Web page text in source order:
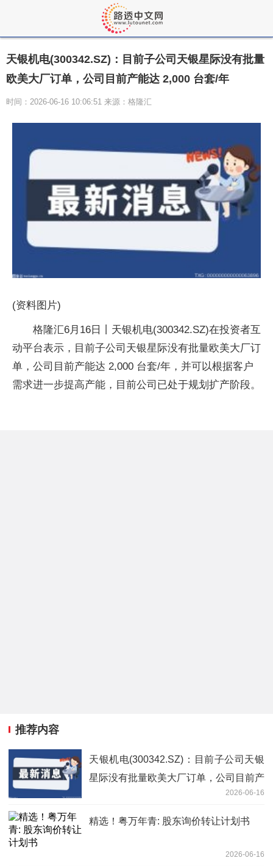
天银机电(300342.SZ)：目前子公司天银星际没有批量
欧美大厂订单，公司目前产能达 2,000 台套/年
时间：2026-06-16 10:06:51 来源：格隆汇
(资料图片)
格隆汇6月16日丨天银机电(300342.SZ)在投资者互
动平台表示，目前子公司天银星际没有批量欧美大厂订
单，公司目前产能达 2,000 台套/年，并可以根据客户
需求进一步提高产能，目前公司已处于规划扩产阶段。
推荐内容
天银机电(300342.SZ)：目前子公司天银
星际没有批量欧美大厂订单，公司目前产
2026-06-16
精选！粤万年青: 股东询价转让计划书
2026-06-16